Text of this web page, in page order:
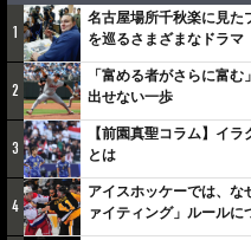
1
名古屋場所千秋楽に見た
を巡るさまざまなドラマ
2
「富める者がさらに富
出せない一歩
3
【前園真聖コラム】イ
とは
4
アイスホッケーでは、
ァイティング」ルールに